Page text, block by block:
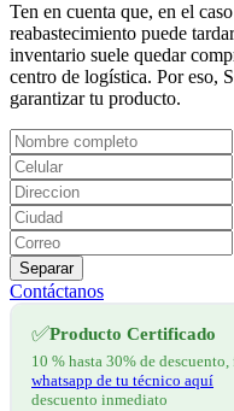
Ten en cuenta que, en el
reabastecimiento puede
inventario suele quedar
centro de logística. Por eso,
garantizar tu producto.
Separar
Contáctanos
✅Producto Certificado
10 % hasta 30% de
whatsapp de tu técnico aquí
descuento inmediato